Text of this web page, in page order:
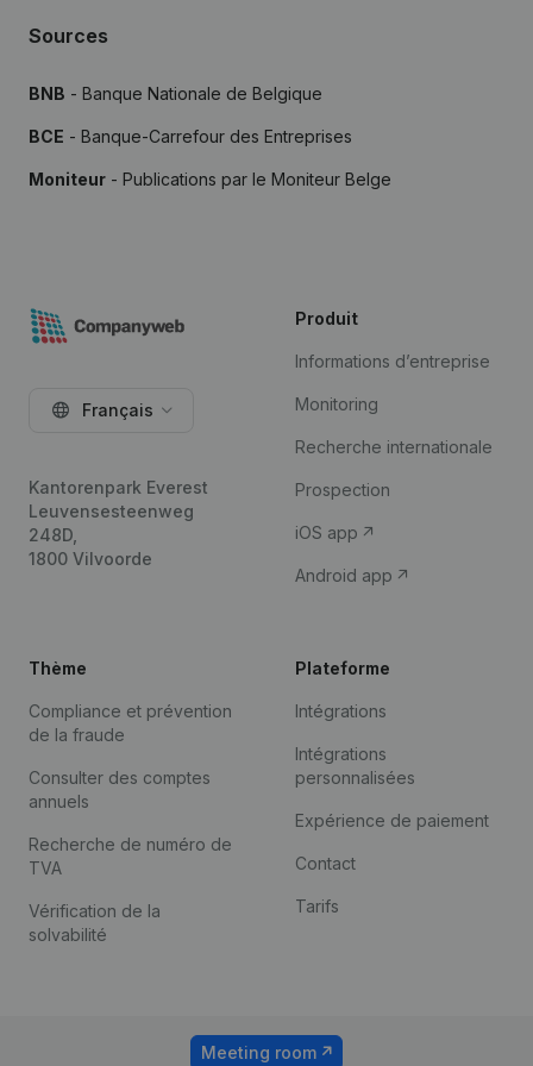
Sources
BNB - Banque Nationale de Belgique
BCE - Banque-Carrefour des Entreprises
Moniteur - Publications par le Moniteur Belge
Français
Kantorenpark Everest
Leuvensesteenweg
248D,
1800 Vilvoorde
Produit
Informations d’entreprise
Monitoring
Recherche internationale
Prospection
iOS app
Android app
Thème
Compliance et prévention
de la fraude
Consulter des comptes
annuels
Recherche de numéro de
TVA
Vérification de la
solvabilité
Plateforme
Intégrations
Intégrations
personnalisées
Expérience de paiement
Contact
Tarifs
Meeting room